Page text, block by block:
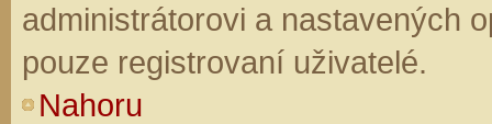
administrátorovi a nastavených
pouze registrovaní uživatelé.
Nahoru